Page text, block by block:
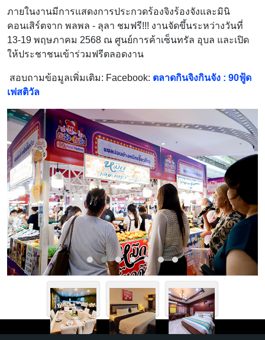
ภายในงานมีการแสดงการประกวดร้องจิงร้องจังและมินิ
คอนเสิร์ตจาก พลพล - ลุลา ชมฟรี!!! งานจัดขึ้นระหว่างวันที่
13-19 พฤษภาคม 2568 ณ ศูนย์การค้าเซ็นทรัล อุบล และเปิด
ให้ประชาชนเข้าร่วมฟรีตลอดงาน
สอบถามข้อมูลเพิ่มเติม: Facebook: ตลาดกินจิงกินจัง : 90ฟู้ด
เฟสติวัล